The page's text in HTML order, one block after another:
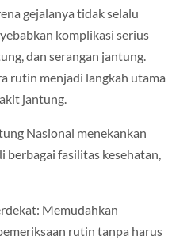
gejalanya tidak selalu
komplikasi serius
dan serangan jantung.
rutin menjadi langkah utama
jantung.
Nasional menekankan
berbagai fasilitas kesehatan,
Memudahkan
rutin tanpa harus